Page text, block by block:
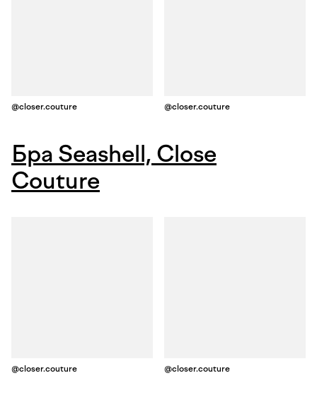
@closer.couture @closer.couture
Бра Seashell, Close
Couture
@closer.couture @closer.couture